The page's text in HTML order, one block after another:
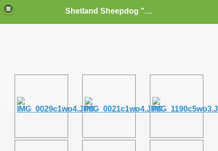
Shetland Sheepdog "Sheltie" s vom Dornenfeld FCI